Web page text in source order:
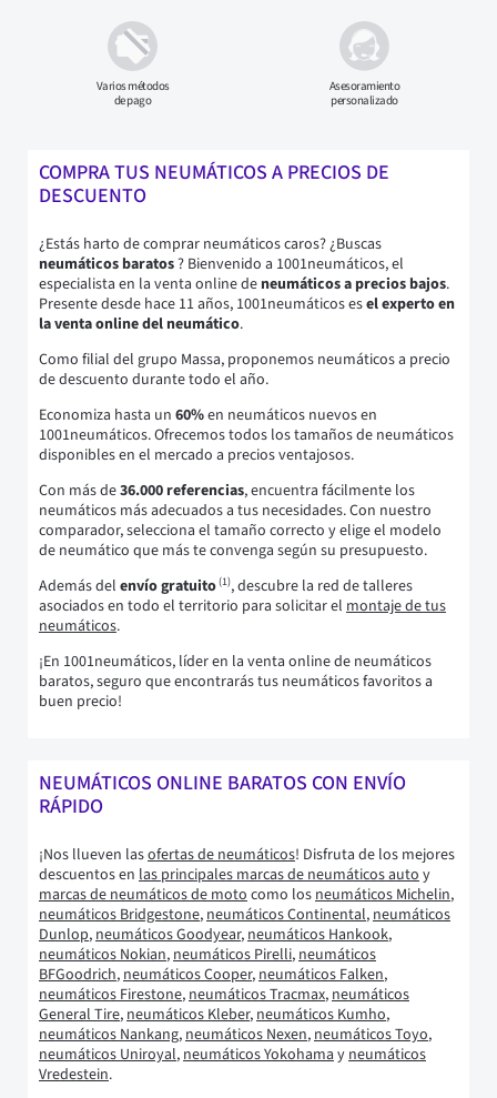
Varios métodos
de pago
Asesoramiento
personalizado
COMPRA TUS NEUMÁTICOS A PRECIOS DE
DESCUENTO
¿Estás harto de comprar neumáticos caros? ¿Buscas
neumáticos baratos? Bienvenido a 1001neumáticos, el
especialista en la venta online de neumáticos a precios bajos.
Presente desde hace 11 años, 1001neumáticos esel experto en
la venta online del neumático.
Como filial del grupo Massa, proponemos neumáticos a precio
de descuento durante todo el año.
Economiza hasta un 60%en neumáticos nuevos en
1001neumáticos. Ofrecemos todos los tamaños de neumáticos
disponibles en el mercado a precios ventajosos.
Con más de36.000 referencias, encuentra fácilmente los
neumáticos más adecuados a tus necesidades. Con nuestro
comparador, selecciona el tamaño correcto y elige el modelo
de neumático que más te convenga según su presupuesto.
Además del envío gratuito(1), descubre la red de talleres
asociados en todo el territorio para solicitar el montaje de tus
neumáticos.
¡En 1001neumáticos, líder en la venta online de neumáticos
baratos, seguro que encontrarás tus neumáticos favoritos a
buen precio!
NEUMÁTICOS ONLINE BARATOS CON ENVÍO
RÁPIDO
¡Nos llueven lasofertas de neumáticos! Disfruta de los mejores
descuentos en las principales marcas de neumáticos autoy
marcas de neumáticos de motocomo losneumáticos Michelin,
neumáticos Bridgestone,neumáticos Continental,neumáticos
Dunlop,neumáticos Goodyear,neumáticos Hankook,
neumáticos Nokian,neumáticos Pirelli,neumáticos
BFGoodrich,neumáticos Cooper,neumáticos Falken,
neumáticos Firestone,neumáticos Tracmax,neumáticos
General Tire,neumáticos Kleber,neumáticos Kumho,
neumáticos Nankang,neumáticos Nexen,neumáticos Toyo,
neumáticos Uniroyal,neumáticos Yokohamayneumáticos
Vredestein.